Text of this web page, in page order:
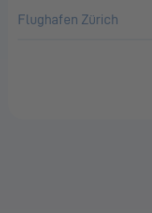
Flughafen Zürich